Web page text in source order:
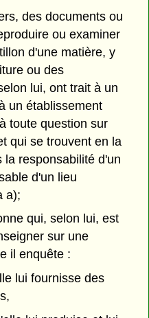
des documents ou
ou examiner
d'une matière, y
ou des
lui, ont trait à un
un établissement
toute question sur
qui se trouvent en la
la responsabilité d'un
d'un lieu
a);
qui, selon lui, est
sur une
il enquête :
lui fournisse des